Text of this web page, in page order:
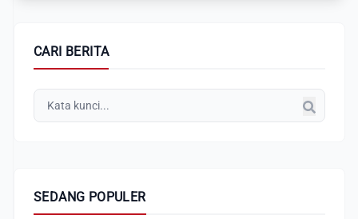
CARI BERITA
SEDANG POPULER